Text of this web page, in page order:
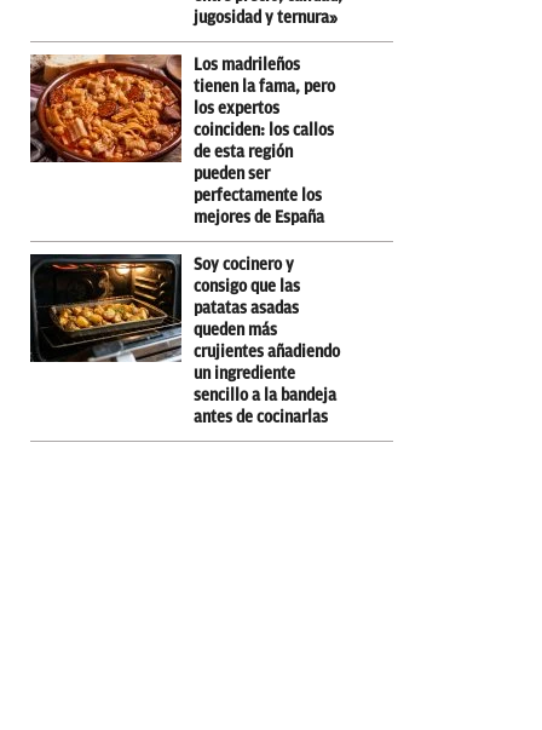
jugosidad y ternura»
Los madrileños
tienen la fama, pero
los expertos
coinciden: los callos
de esta región
pueden ser
perfectamente los
mejores de España
Soy cocinero y
consigo que las
patatas asadas
queden más
crujientes añadiendo
un ingrediente
sencillo a la bandeja
antes de cocinarlas